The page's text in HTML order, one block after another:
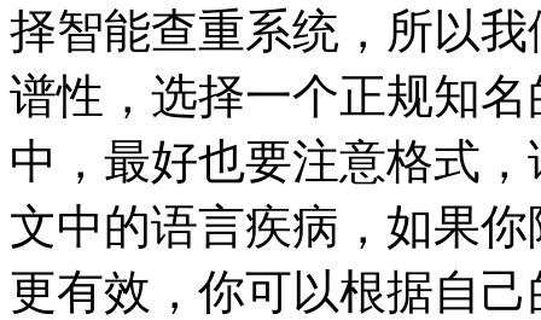
择智能查重系统，所以
谱性，选择一个正规知
中，最好也要注意格式
文中的语言疾病，如果
更有效，你可以根据自